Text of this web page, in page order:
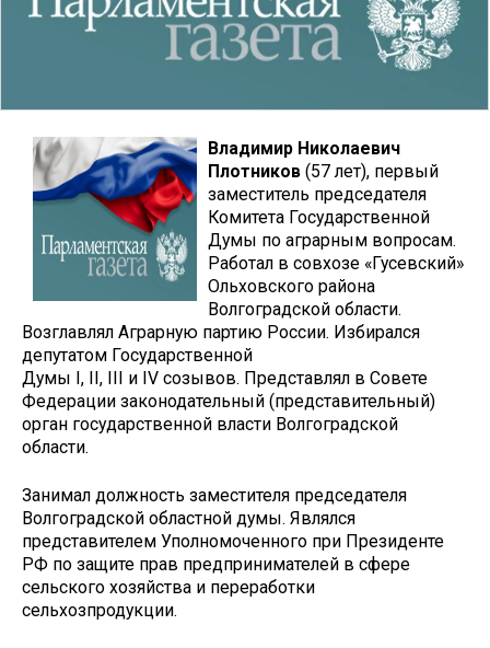
Владимир Николаевич
Плотников (57 лет), первый
заместитель председателя
Комитета Государственной
Думы по аграрным вопросам.
Работал в совхозе «Гусевский»
Ольховского района
Волгоградской области.
Возглавлял Аграрную партию России. Избирался
депутатом Государственной
Думы I, II, III и IV созывов. Представлял в Совете
Федерации законодательный (представительный)
орган государственной власти Волгоградской
области.
Занимал должность заместителя председателя
Волгоградской областной думы. Являлся
представителем Уполномоченного при Президенте
РФ по защите прав предпринимателей в сфере
сельского хозяйства и переработки
сельхозпродукции.